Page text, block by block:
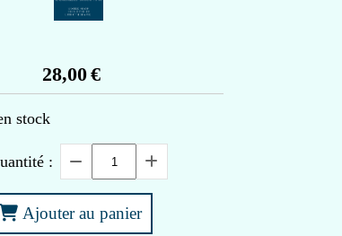
28,00€
stock
:
Ajouter au panier